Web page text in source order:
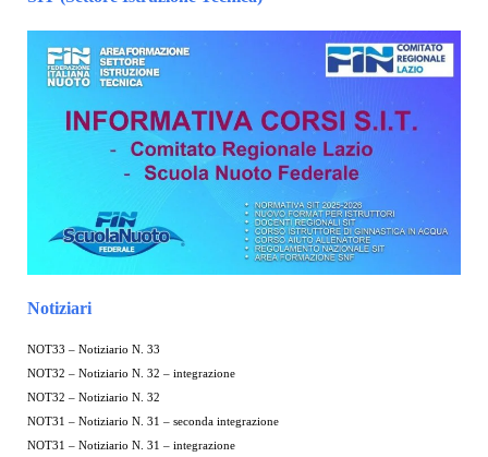
Notiziari
NOT33 – Notiziario N. 33
NOT32 – Notiziario N. 32 – integrazione
NOT32 – Notiziario N. 32
NOT31 – Notiziario N. 31 – seconda integrazione
NOT31 – Notiziario N. 31 – integrazione